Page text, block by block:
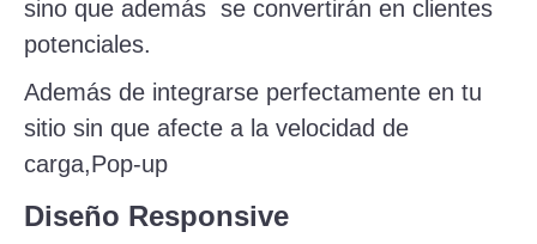
sino que además se convertirán en clientes
potenciales.
Además de integrarse perfectamente en tu
sitio sin que afecte a la velocidad de
carga,Pop-up
Diseño Responsive